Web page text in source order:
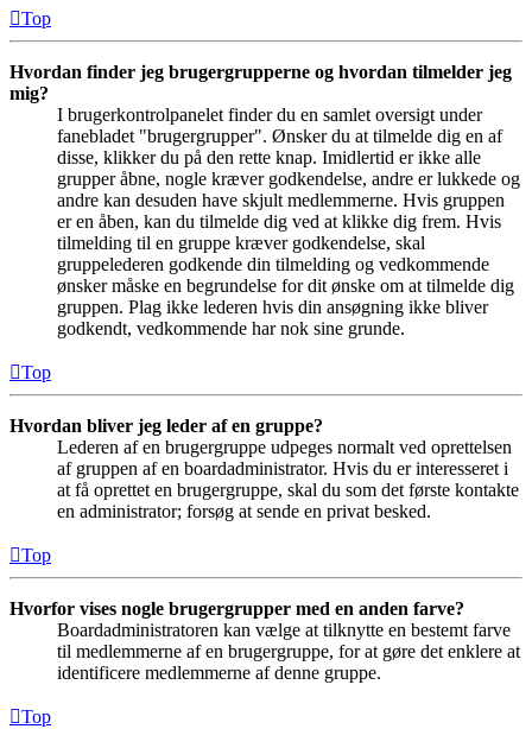
Top
Hvordan finder jeg brugergrupperne og hvordan tilmelder jeg
mig?
I brugerkontrolpanelet finder du en samlet oversigt under
fanebladet "brugergrupper". Ønsker du at tilmelde dig en af
disse, klikker du på den rette knap. Imidlertid er ikke alle
grupper åbne, nogle kræver godkendelse, andre er lukkede og
andre kan desuden have skjult medlemmerne. Hvis gruppen
er en åben, kan du tilmelde dig ved at klikke dig frem. Hvis
tilmelding til en gruppe kræver godkendelse, skal
gruppelederen godkende din tilmelding og vedkommende
ønsker måske en begrundelse for dit ønske om at tilmelde dig
gruppen. Plag ikke lederen hvis din ansøgning ikke bliver
godkendt, vedkommende har nok sine grunde.
Top
Hvordan bliver jeg leder af en gruppe?
Lederen af en brugergruppe udpeges normalt ved oprettelsen
af gruppen af en boardadministrator. Hvis du er interesseret i
at få oprettet en brugergruppe, skal du som det første kontakte
en administrator; forsøg at sende en privat besked.
Top
Hvorfor vises nogle brugergrupper med en anden farve?
Boardadministratoren kan vælge at tilknytte en bestemt farve
til medlemmerne af en brugergruppe, for at gøre det enklere at
identificere medlemmerne af denne gruppe.
Top